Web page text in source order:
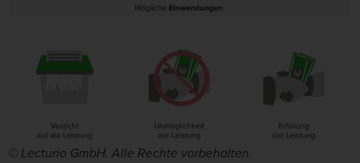
© Lecturio GmbH. Alle Rechte vorbehalten.